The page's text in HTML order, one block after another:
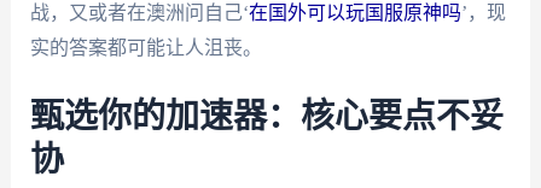
战，又或者在澳洲问自己‘在国外可以玩国服原神吗’，现
实的答案都可能让人沮丧。
甄选你的加速器：核心要点不妥
协